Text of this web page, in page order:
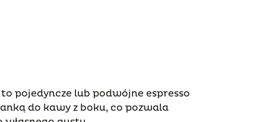
to pojedyncze lub podwójne espresso
do kawy z boku, co pozwala